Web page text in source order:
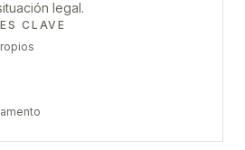
legal.
CLAVE